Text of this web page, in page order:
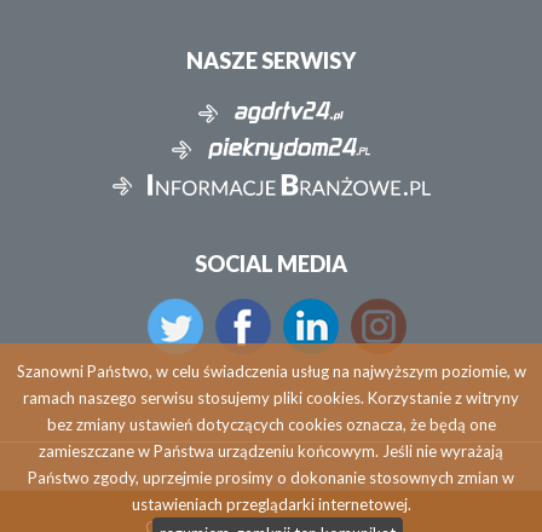
NASZE SERWISY
SOCIAL MEDIA
Copyright © 2026 pieknydom24.pl
Szanowni Państwo, w celu świadczenia usług na najwyższym poziomie, w
ramach naszego serwisu stosujemy pliki cookies. Korzystanie z witryny
bez zmiany ustawień dotyczących cookies oznacza, że będą one
zamieszczane w Państwa urządzeniu końcowym. Jeśli nie wyrażają
Państwo zgody, uprzejmie prosimy o dokonanie stosownych zmian w
ustawieniach przeglądarki internetowej.